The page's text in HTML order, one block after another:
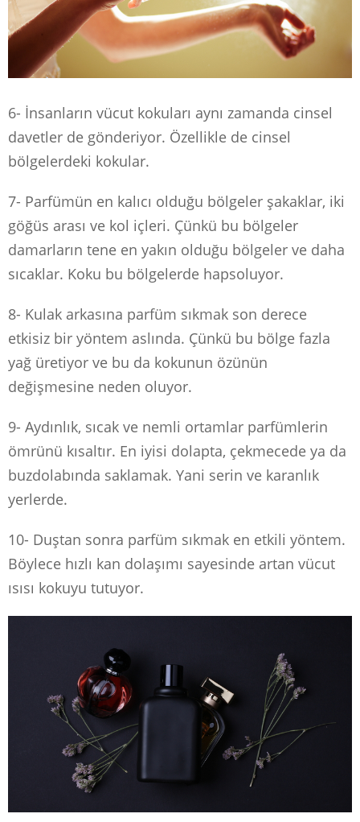
6- İnsanların vücut kokuları aynı zamanda cinsel
davetler de gönderiyor. Özellikle de cinsel
bölgelerdeki kokular.
7- Parfümün en kalıcı olduğu bölgeler şakaklar, iki
göğüs arası ve kol içleri. Çünkü bu bölgeler
damarların tene en yakın olduğu bölgeler ve daha
sıcaklar. Koku bu bölgelerde hapsoluyor.
8- Kulak arkasına parfüm sıkmak son derece
etkisiz bir yöntem aslında. Çünkü bu bölge fazla
yağ üretiyor ve bu da kokunun özünün
değişmesine neden oluyor.
9- Aydınlık, sıcak ve nemli ortamlar parfümlerin
ömrünü kısaltır. En iyisi dolapta, çekmecede ya da
buzdolabında saklamak. Yani serin ve karanlık
yerlerde.
10- Duştan sonra parfüm sıkmak en etkili yöntem.
Böylece hızlı kan dolaşımı sayesinde artan vücut
ısısı kokuyu tutuyor.